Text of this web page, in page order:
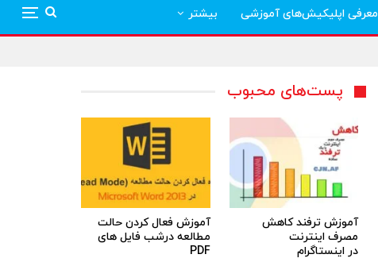
معرفی اپلیکیش‌های آموزشی بیشتر
پست‌های محبوب
آموزش ترفند کاهش
مصرف اینترنت
در اینستاگرام
آموزش فعال کردن حالت
مطالعه درشب فایل های
PDF